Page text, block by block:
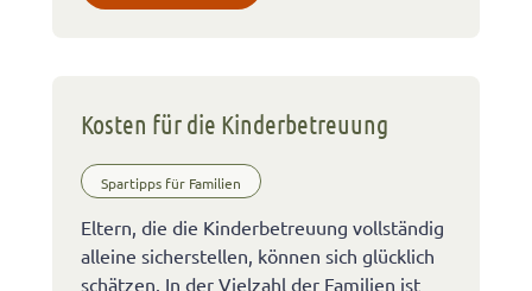
Kosten für die Kinderbetreuung
Spartipps für Familien
Eltern, die die Kinderbetreuung vollständig
alleine sicherstellen, können sich glücklich
schätzen. In der Vielzahl der Familien ist